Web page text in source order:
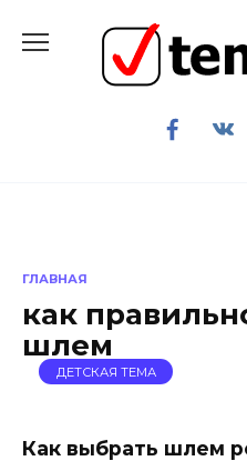
содержанию
ГЛАВНАЯ
как
шлем
ДЕТСКАЯ ТЕМА
Как выбрать шлем